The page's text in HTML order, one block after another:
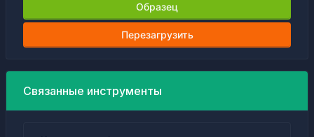
Образец
Перезагрузить
Связанные инструменты